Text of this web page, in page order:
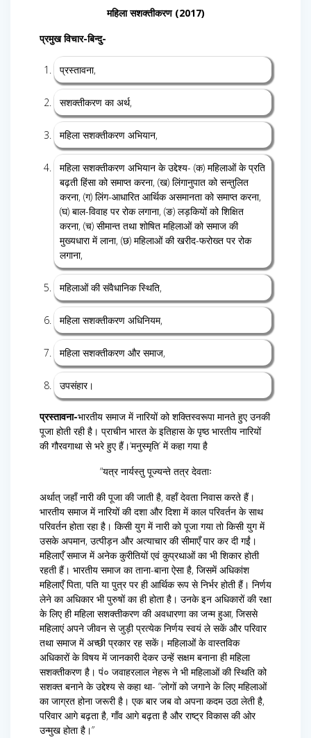
महिला सशक्तीकरण (2017)
प्रमुख विचार-बिन्दु-
प्रस्तावना,
सशक्तीकरण का अर्थ,
महिला सशक्तीकरण अभियान,
महिला सशक्तीकरण अभियान के उद्देश्य- (क) महिलाओं के प्रति
बढ़ती हिंसा को समाप्त करना, (ख) लिंगानुपात को सन्तुलित
करना, (ग) लिंग-आधारित आर्थिक असमानता को समाप्त करना,
(घ) बाल-विवाह पर रोक लगाना, (ङ) लड़कियों को शिक्षित
करना, (च) सीमान्त तथा शोषित महिलाओं को समाज की
मुख्यधारा में लाना, (छ) महिलाओं की खरीद-फरोख्त पर रोक
लगाना,
महिलाओं की संवैधानिक स्थिति,
महिला सशक्तीकरण अधिनियम,
महिला सशक्तीकरण और समाज,
उपसंहार।
प्रस्तावना-भारतीय समाज में नारियों को शक्तिस्वरूपा मानते हुए उनकी
पूजा होती रही है। प्राचीन भारत के इतिहास के पृष्ठ भारतीय नारियों
की गौरवगाथा से भरे हुए हैं।‘मनुस्मृति’ में कहा गया है
“यत्र नार्यस्तु पूज्यन्ते तत्र देवताः
अर्थात् जहाँ नारी की पूजा की जाती है, वहाँ देवता निवास करते हैं।
भारतीय समाज में नारियों की दशा और दिशा में काल परिवर्तन के साथ
परिवर्तन होता रहा है। किसी युग में नारी को पूजा गया तो किसी युग में
उसके अपमान, उत्पीड़न और अत्याचार की सीमाएँ पार कर दी गईं।
महिलाएँ समाज में अनेक कुरीतियों एवं कुप्रथाओं का भी शिकार होती
रहती हैं। भारतीय समाज का ताना-बाना ऐसा है, जिसमें अधिकांश
महिलाएँ पिता, पति या पुत्र पर ही आर्थिक रूप से निर्भर होती हैं। निर्णय
लेने का अधिकार भी पुरुषों का ही होता है। उनके इन अधिकारों की रक्षा
के लिए ही महिला सशक्तीकरण की अवधारणा का जन्म हुआ, जिससे
महिलाएं अपने जीवन से जुड़ी प्रत्येक निर्णय स्वयं ले सकें और परिवार
तथा समाज में अच्छी प्रकार रह सकें। महिलाओं के वास्तविक
अधिकारों के विषय में जानकारी देकर उन्हें सक्षम बनाना ही महिला
सशक्तीकरण है। पं० जवाहरलाल नेहरू ने भी महिलाओं की स्थिति को
सशक्त बनाने के उद्देश्य से कहा था- “लोगों को जगाने के लिए महिलाओं
का जाग्रत होना जरूरी है। एक बार जब वो अपना कदम उठा लेती है,
परिवार आगे बढ़ता है, गाँव आगे बढ़ता है और राष्ट्र विकास की ओर
उन्मुख होता है।”